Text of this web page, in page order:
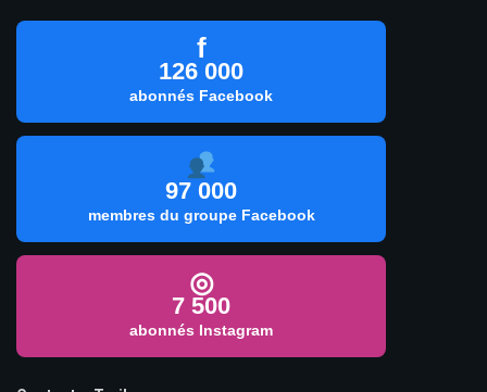
f
126 000
abonnés Facebook
97 000
membres du groupe Facebook
◎
7 500
abonnés Instagram